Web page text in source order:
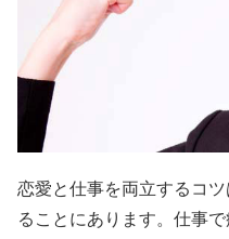
恋愛と仕事を両立するコ
ることにあります。仕事